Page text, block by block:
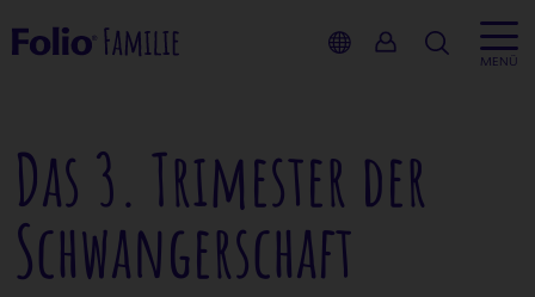
Suche
MENÜ
Das 3. Trimester der
Schwangerschaft